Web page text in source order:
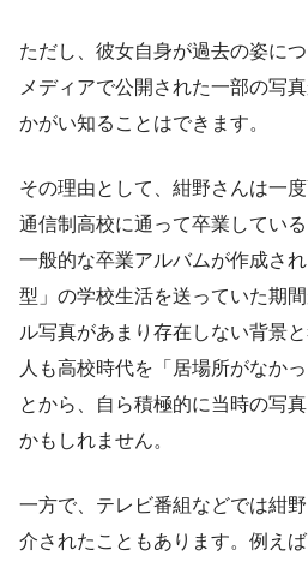
ただし、彼女自身が過去の姿に
メディアで公開された一部の写
かがい知ることはできます。
その理由として、紺野さんは一
通信制高校に通って卒業してい
一般的な卒業アルバムが作成さ
型」の学校生活を送っていた期
ル写真があまり存在しない背景
人も高校時代を「居場所がなか
とから、自ら積極的に当時の写
かもしれません。
一方で、テレビ番組などでは紺
介されたこともあります。例え